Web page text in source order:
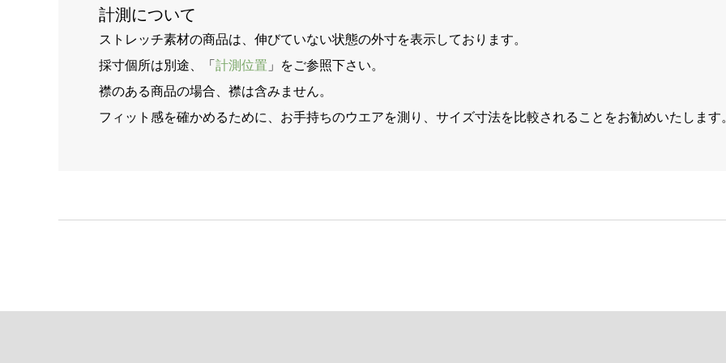
計測について
ストレッチ素材の商品は、伸びていない状態の外寸を表示しております。
採寸個所は別途、「 計測位置 」をご参照下さい。
襟のある商品の場合、襟は含みません。
フィット感を確かめるために、お手持ちのウエアを測り、サイズ寸法を比較されることをお勧めいたします